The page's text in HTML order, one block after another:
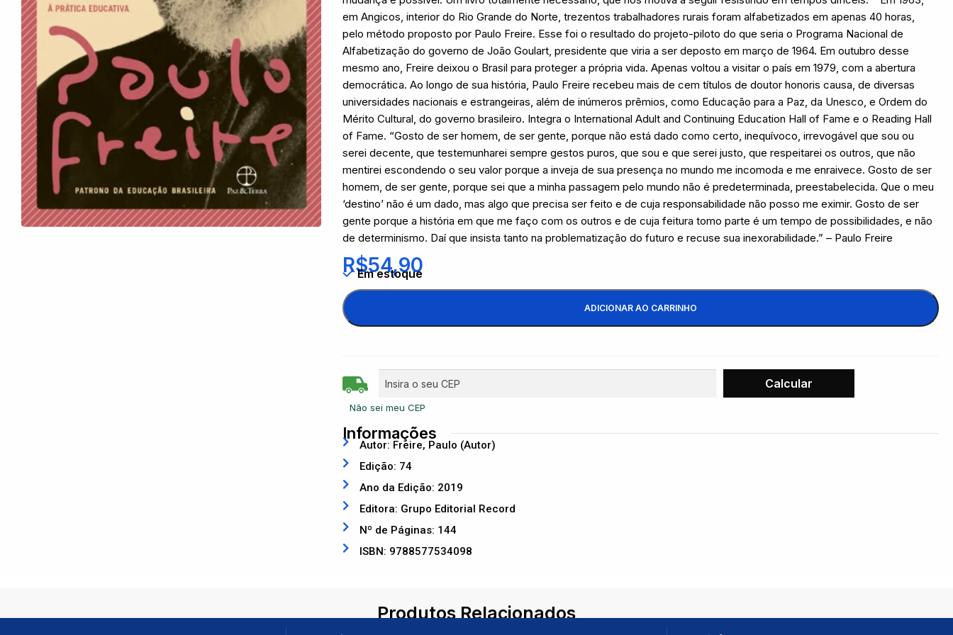
em Angicos, interior do Rio Grande do Norte, trezentos trabalhadores rurais foram alfabetizados em apenas 40 horas,
pelo método proposto por Paulo Freire. Esse foi o resultado do projeto-piloto do que seria o Programa Nacional de
Alfabetização do governo de João Goulart, presidente que viria a ser deposto em março de 1964. Em outubro desse
mesmo ano, Freire deixou o Brasil para proteger a própria vida. Apenas voltou a visitar o país em 1979, com a abertura
democrática. Ao longo de sua história, Paulo Freire recebeu mais de cem títulos de doutor honoris causa, de diversas
universidades nacionais e estrangeiras, além de inúmeros prêmios, como Educação para a Paz, da Unesco, e Ordem do
Mérito Cultural, do governo brasileiro. Integra o International Adult and Continuing Education Hall of Fame e o Reading Hall
of Fame. “Gosto de ser homem, de ser gente, porque não está dado como certo, inequívoco, irrevogável que sou ou
serei decente, que testemunharei sempre gestos puros, que sou e que serei justo, que respeitarei os outros, que não
mentirei escondendo o seu valor porque a inveja de sua presença no mundo me incomoda e me enraivece. Gosto de ser
homem, de ser gente, porque sei que a minha passagem pelo mundo não é predeterminada, preestabelecida. Que o meu
‘destino’ não é um dado, mas algo que precisa ser feito e de cuja responsabilidade não posso me eximir. Gosto de ser
gente porque a história em que me faço com os outros e de cuja feitura tomo parte é um tempo de possibilidades, e não
de determinismo. Daí que insista tanto na problematização do futuro e recuse sua inexorabilidade.” – Paulo Freire
R$54,90
Em estoque
ADICIONAR AO CARRINHO
Não sei meu CEP
Informações
Autor: Freire, Paulo (Autor)
Edição: 74
Ano da Edição: 2019
Editora: Grupo Editorial Record
Nº de Páginas: 144
ISBN: 9788577534098
Produtos Relacionados